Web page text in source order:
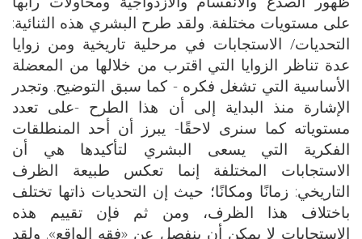
على مستويات مختلفة. ولقد طرح البشري هذه الثنائية:
التحديات/ الاستجابات في مرحلية تاريخية ومن زوايا
عدة تناظر الزوايا التي اقترب من خلالها من المعضلة
الأساسية التي تشغل فكره - كما سبق التوضيح. وتجدر
الإشارة منذ البداية إلى أن هذا الطرح -على تعدد
مستوياته كما سنرى لاحقًا- يبرز أن أحد المنطلقات
الفكرية التي يسعى البشري لتأكيدها هي أن
الاستجابات المختلفة إنما تعكس طبيعة الظرف
التاريخي: زمانًا ومكانًا؛ حيث إن التحديات ذاتها تختلف
باختلاف هذا الظرف، ومن ثم فإن تقييم هذه
الاستجابات لا يمكن أن ينفصل عن «فقه الواقع». ولقد